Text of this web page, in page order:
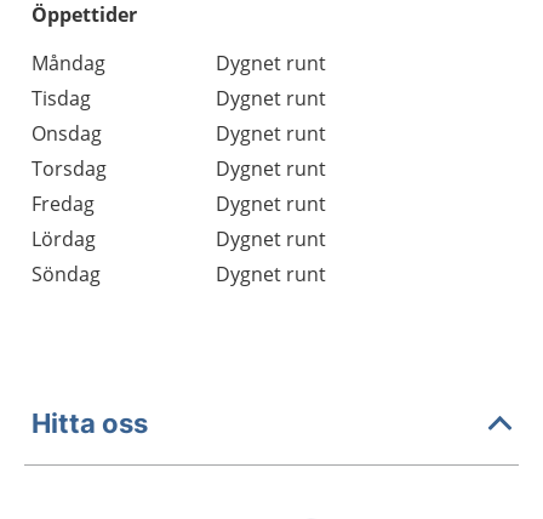
Öppettider
Dag
Öppettider
Kommentarer
Måndag
Dygnet runt
Tisdag
Dygnet runt
Onsdag
Dygnet runt
Torsdag
Dygnet runt
Fredag
Dygnet runt
Lördag
Dygnet runt
Söndag
Dygnet runt
Hitta oss